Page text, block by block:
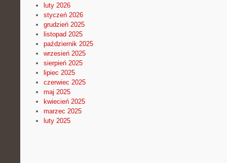
luty 2026
styczeń 2026
grudzień 2025
listopad 2025
październik 2025
wrzesień 2025
sierpień 2025
lipiec 2025
czerwiec 2025
maj 2025
kwiecień 2025
marzec 2025
luty 2025